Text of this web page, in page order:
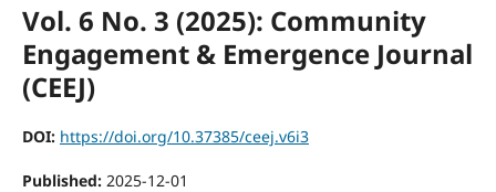
Vol. 6 No. 3 (2025): Community
Engagement & Emergence Journal
(CEEJ)
DOI: https://doi.org/10.37385/ceej.v6i3
Published: 2025-12-01